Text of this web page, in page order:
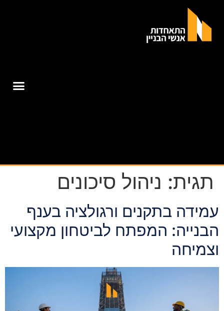
תגית: ניהול סיכונים
עמידה בתקנים ורגולציה בענף
הבנייה: המפתח לביטחון מקצועי
וצמיחה